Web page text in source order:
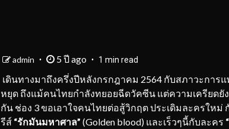
admin 5 ปี ago 1 min read
เดินทางมาถึงครึ่งปีหลังกรกฎาคม 2564 กับสภาวะการ
หยุด ถึงแม้คนไทยกำลังทยอยฉีดวัคซีน แต่ความเครียดยั
กัน ช่อง 3 ขอเอาใจคนไทยต่อสู้วิกฤต ประเดิมละครใหม่
รีส์ “รักมันมหาศาล” (Golden blood) และเร็วๆนี้กับละคร